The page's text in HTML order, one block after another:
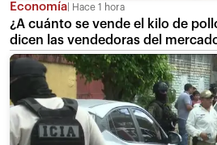
Economía Hace 1 hora
¿A cuánto se vende el kilo de
dicen las vendedoras del